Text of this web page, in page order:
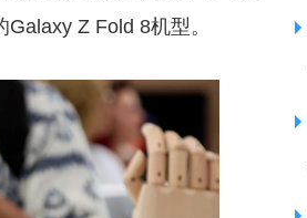
Z Fold 8机型。